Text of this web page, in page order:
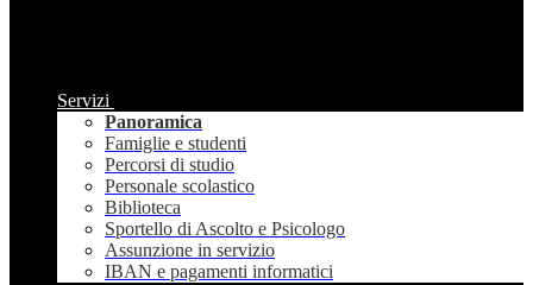
Servizi
Panoramica
Famiglie e studenti
Percorsi di studio
Personale scolastico
Biblioteca
Sportello di Ascolto e Psicologo
Assunzione in servizio
IBAN e pagamenti informatici